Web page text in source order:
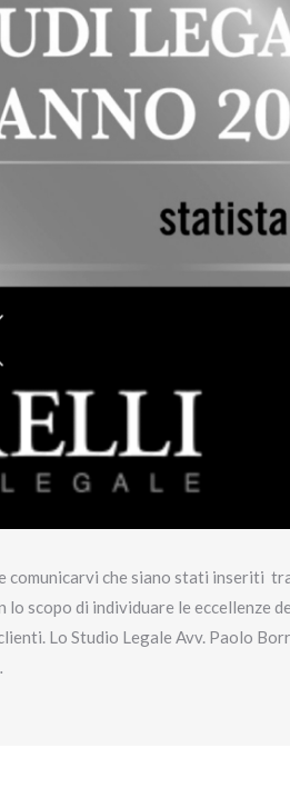
che siano stati inseriti
scopo di individuare le eccellenze
Lo Studio Legale Avv. Paolo